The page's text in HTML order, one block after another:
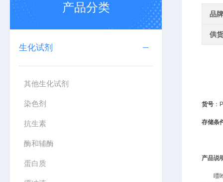
产品分类
生化试剂
其他生化试剂
染色剂
抗生素
酶和辅酶
蛋白质
品牌
供
货号 ：
存储条
产品说
嘌